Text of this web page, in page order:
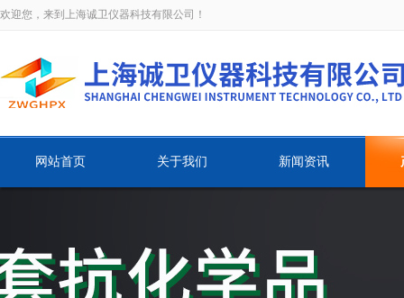
欢迎您，来到上海诚卫仪器科技有限公司！
网站首页 关于我们 新闻资讯